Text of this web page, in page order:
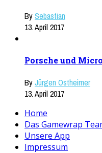
BySebastian
13. April 2017
Porsche und
ByJürgen Ostheimer
13. April 2017
Home
Das Gamewrap
Unsere App
Impressum